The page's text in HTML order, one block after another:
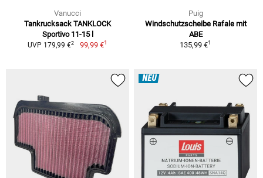
Vanucci
Tankrucksack TANKLOCK
Sportivo 11-15 l
UVP 179,99 €2 99,99 €1
Puig
Windschutzscheibe Rafale mit
ABE
135,99 €1
NEU